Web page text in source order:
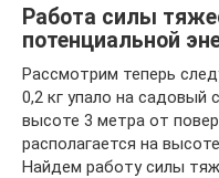
Работа силы
потенциальной
Рассмотрим теперь
0,2 кг упало на садовый
высоте 3 метра от
располагается на
Найдем работу силы